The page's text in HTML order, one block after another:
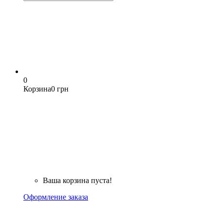
0
Корзина0 грн
Ваша корзина пуста!
Оформление заказа